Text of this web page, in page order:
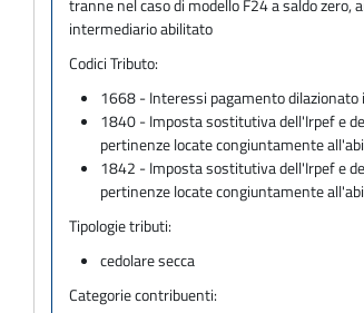
tranne nel caso di modello F24 a saldo
intermediario abilitato
Codici Tributo:
1668 - Interessi pagamento dilazionato
1840 - Imposta sostitutiva dell'Irpef e
pertinenze locate congiuntamente
1842 - Imposta sostitutiva dell'Irpef e
pertinenze locate congiuntamente
Tipologie tributi:
cedolare secca
Categorie contribuenti: